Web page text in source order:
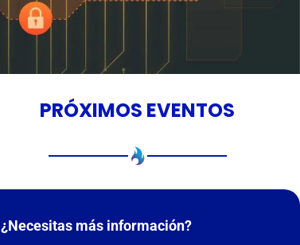
PRÓXIMOS EVENTOS
¿Necesitas más información?